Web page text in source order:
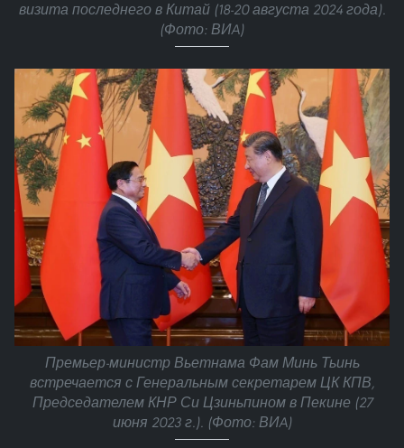
визита последнего в Китай (18-20 августа 2024 года).
(Фото: ВИA)
Премьер-министр Вьетнама Фам Минь Тьинь
встречается с Генеральным секретарем ЦК КПВ,
Председателем КНР Си Цзиньпином в Пекине (27
июня 2023 г.). (Фото: ВИA)